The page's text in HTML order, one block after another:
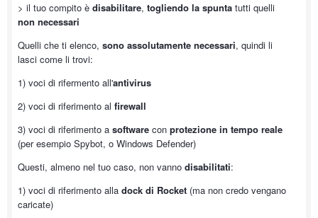
> il tuo compito è disabilitare, togliendo la spunta tutti quelli
non necessari
Quelli che ti elenco, sono assolutamente necessari, quindi li
lasci come li trovi:
1) voci di rifermento all'antivirus
2) voci di riferimento al firewall
3) voci di riferimento a software con protezione in tempo reale
(per esempio Spybot, o Windows Defender)
Questi, almeno nel tuo caso, non vanno disabilitati:
1) voci di riferimento alla dock di Rocket (ma non credo vengano
caricate)